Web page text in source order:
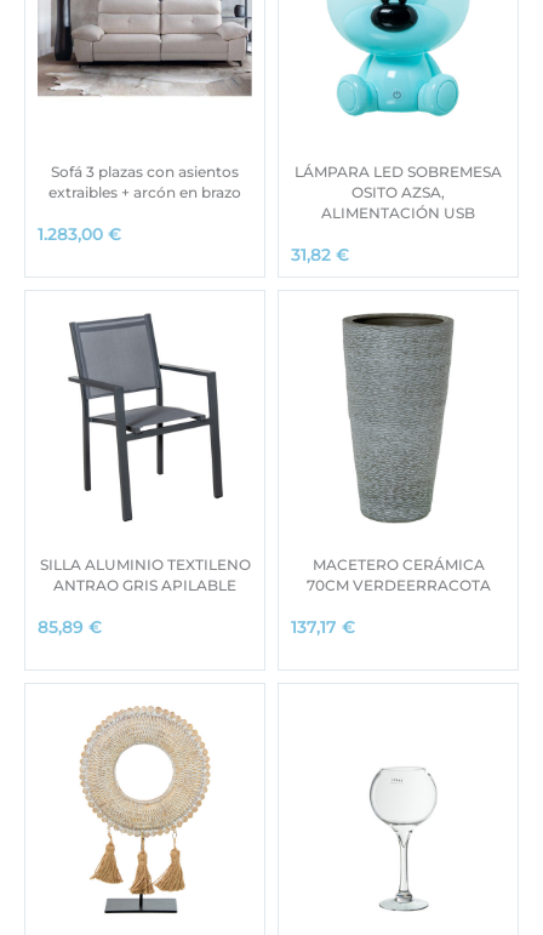
Sofá 3 plazas con asientos
extraibles + arcón en brazo
1.283,00 €
LÁMPARA LED SOBREMESA
OSITO AZSA,
ALIMENTACIÓN USB
31,82 €
SILLA ALUMINIO TEXTILENO
ANTRAO GRIS APILABLE
85,89 €
MACETERO CERÁMICA
70CM VERDEERRACOTA
137,17 €